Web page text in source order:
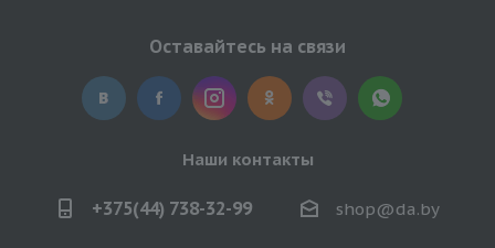
Оставайтесь на связи
Наши контакты
+375(44) 738-32-99 shop@da.by